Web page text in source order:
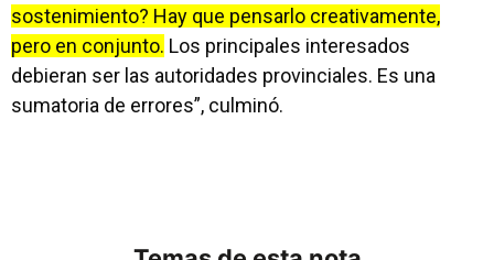
sostenimiento? Hay que pensarlo creativamente,
pero en conjunto. Los principales interesados
debieran ser las autoridades provinciales. Es una
sumatoria de errores”, culminó.